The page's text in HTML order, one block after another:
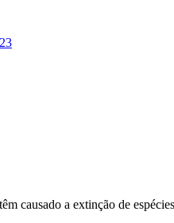
causado a extinção de